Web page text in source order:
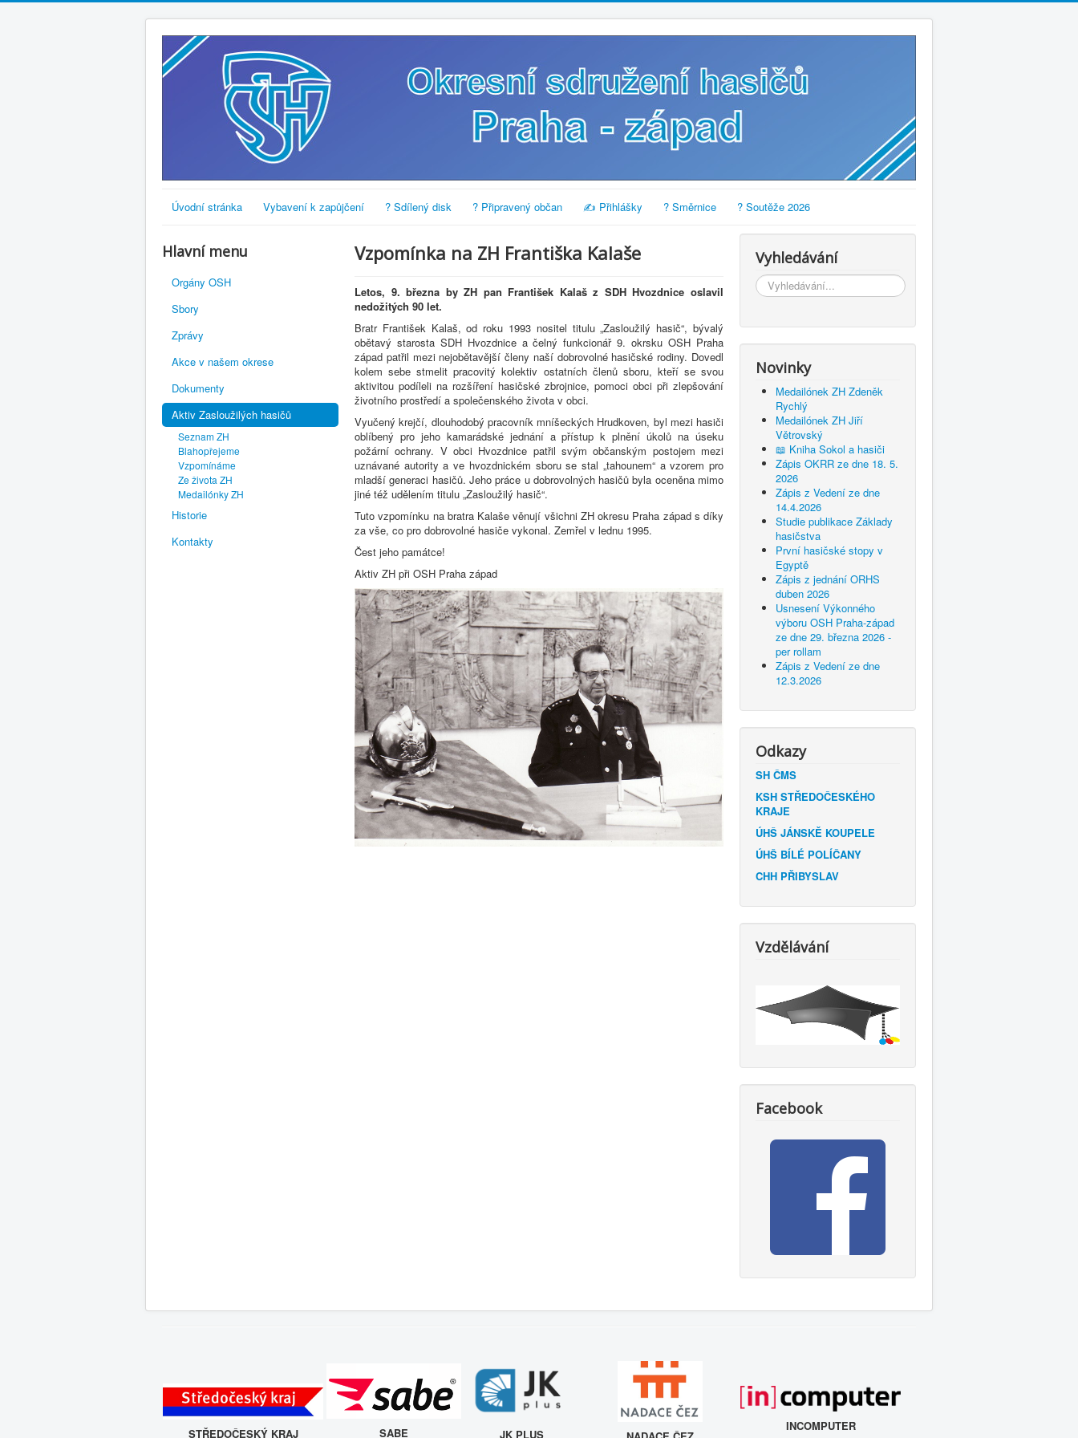
Úvodní stránka Vybavení k zapůjčení ? Sdílený disk ? Připravený občan ✍️ Přihlášky ? Směrnice ? Soutěže 2026
Hlavní menu
Orgány OSH
Sbory
Zprávy
Akce v našem okrese
Dokumenty
Aktiv Zasloužilých hasičů
Seznam ZH
Blahopřejeme
Vzpomínáme
Ze života ZH
Medailónky ZH
Historie
Kontakty
Vzpomínka na ZH Františka Kalaše
Letos, 9. března by ZH pan František Kalaš z SDH Hvozdnice oslavil
nedožitých 90 let.
Bratr František Kalaš, od roku 1993 nositel titulu „Zasloužilý hasič“, bývalý
obětavý starosta SDH Hvozdnice a čelný funkcionář 9. okrsku OSH Praha
západ patřil mezi nejobětavější členy naší dobrovolné hasičské rodiny. Dovedl
kolem sebe stmelit pracovitý kolektiv ostatních členů sboru, kteří se svou
aktivitou podíleli na rozšíření hasičské zbrojnice, pomoci obci při zlepšování
životního prostředí a společenského života v obci.
Vyučený krejčí, dlouhodobý pracovník mníšeckých Hrudkoven, byl mezi hasiči
oblíbený pro jeho kamarádské jednání a přístup k plnění úkolů na úseku
požární ochrany. V obci Hvozdnice patřil svým občanským postojem mezi
uznávané autority a ve hvozdnickém sboru se stal „tahounem“ a vzorem pro
mladší generaci hasičů. Jeho práce u dobrovolných hasičů byla oceněna mimo
jiné též udělením titulu „Zasloužilý hasič“.
Tuto vzpomínku na bratra Kalaše věnují všichni ZH okresu Praha západ s díky
za vše, co pro dobrovolné hasiče vykonal. Zemřel v lednu 1995.
Čest jeho památce!
Aktiv ZH při OSH Praha západ
Vyhledávání
Vyhledávání...
Novinky
Medailónek ZH Zdeněk
Rychlý
Medailónek ZH Jiří
Větrovský
📖 Kniha Sokol a hasiči
Zápis OKRR ze dne 18. 5.
2026
Zápis z Vedení ze dne
14.4.2026
Studie publikace Základy
hasičstva
První hasičské stopy v
Egyptě
Zápis z jednání ORHS
duben 2026
Usnesení Výkonného
výboru OSH Praha-západ
ze dne 29. března 2026 -
per rollam
Zápis z Vedení ze dne
12.3.2026
Odkazy
SH ČMS
KSH STŘEDOČESKÉHO
KRAJE
ÚHŠ JÁNSKĚ KOUPELE
ÚHŠ BÍLÉ POLÍČANY
CHH PŘIBYSLAV
Vzdělávání
Facebook
STŘEDOČESKÝ KRAJ SABE JK PLUS
INCOMPUTER